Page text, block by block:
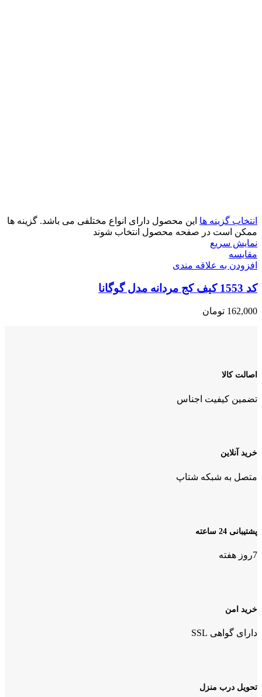
انتخاب گزینه ها این محصول دارای انواع مختلفی می باشد. گزینه ها
ممکن است در صفحه محصول انتخاب شوند
نمایش سریع
مقايسه
افزودن به علاقه مندی
کد 1553 کیف کج مردانه مدل گوگانا
162,000 تومان
اصالت کالا
تضمین کیفیت اجناس
خرید آنلاین
متصل به شبکه شتاپ
پشتیبانی 24 ساعته
7روز هفته
خرید امن
دارای گواهی SSL
تحویل درب منزل